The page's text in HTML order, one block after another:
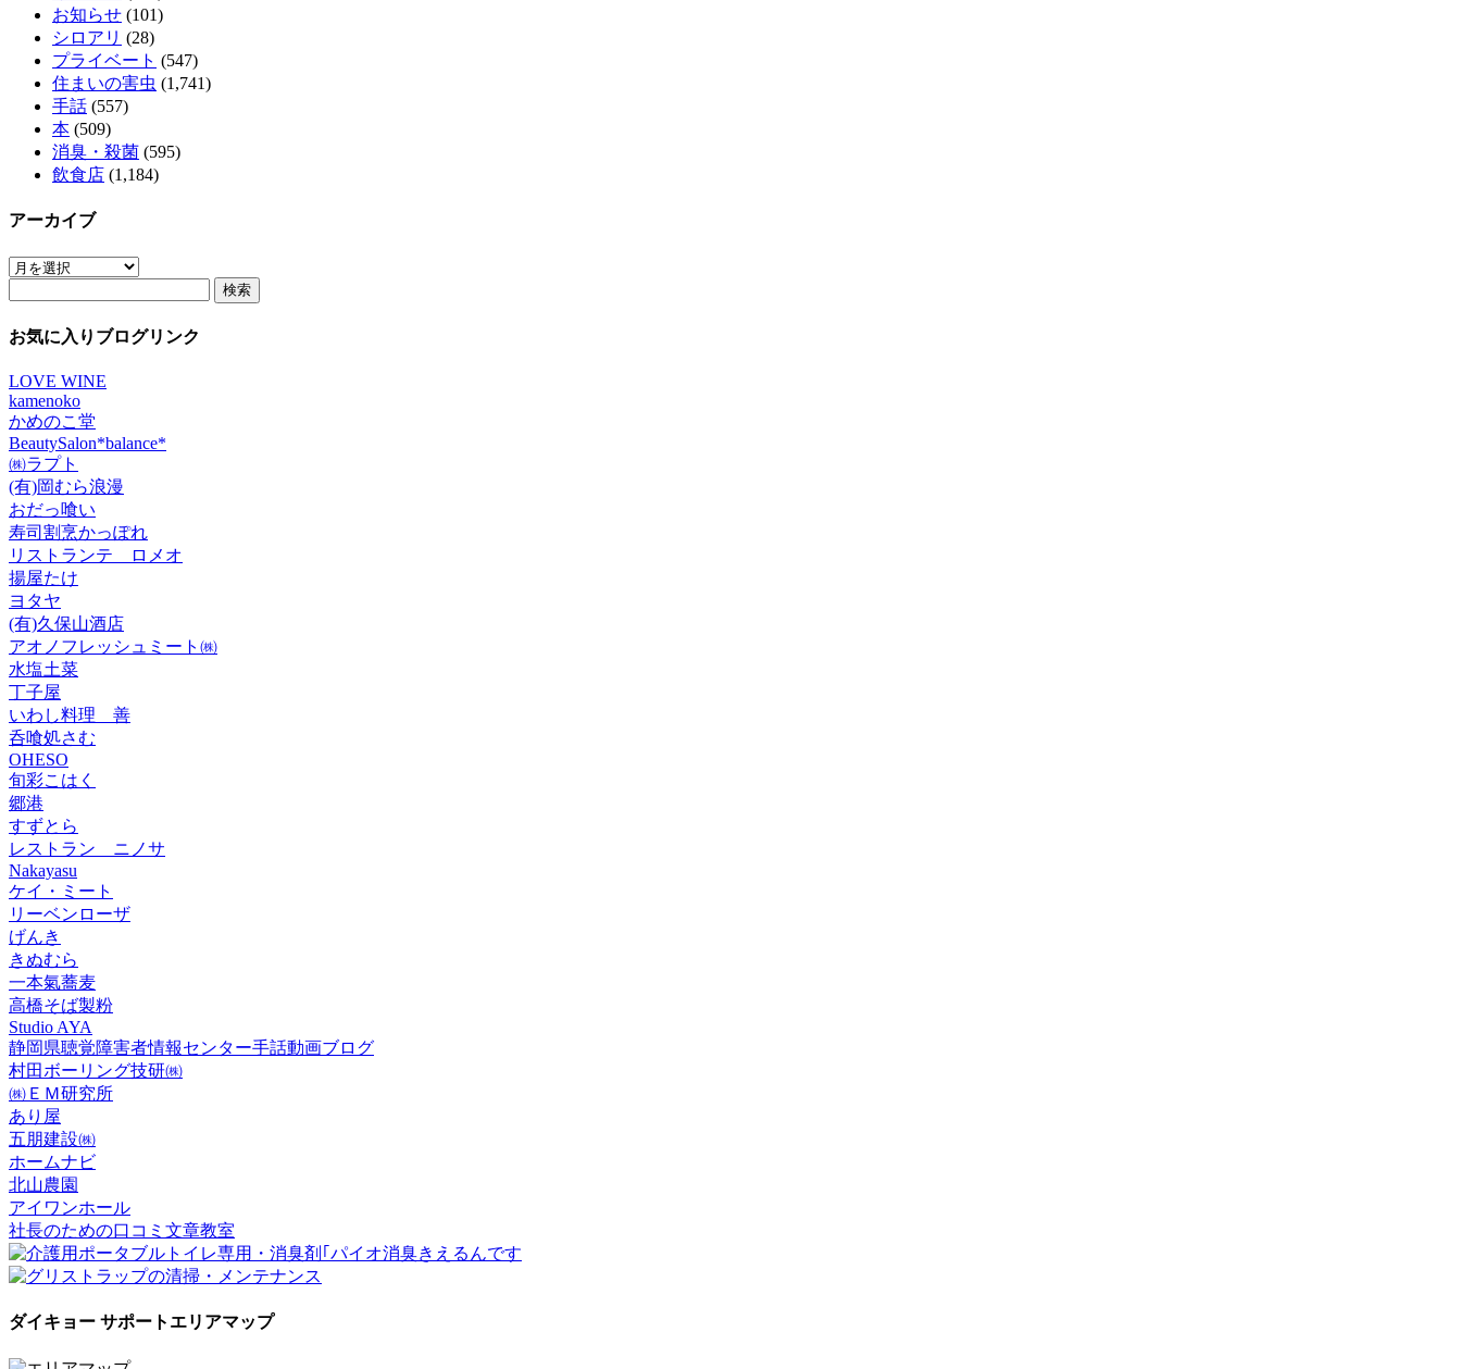
お知らせ (101)
シロアリ (28)
プライベート (547)
住まいの害虫 (1,741)
手話 (557)
本 (509)
消臭・殺菌 (595)
飲食店 (1,184)
アーカイブ
ア
イ
お気に入りブログリンク
LOVE WINE
kamenoko
かめのこ堂
BeautySalon*balance*
㈱ラプト
(有)岡むら浪漫
おだっ喰い
寿司割烹かっぽれ
リストランテ ロメオ
揚屋たけ
ヨタヤ
(有)久保山酒店
アオノフレッシュミート㈱
水塩土菜
丁子屋
いわし料理 善
呑喰処さむ
OHESO
旬彩こはく
郷港
すずとら
レストラン ニノサ
Nakayasu
ケイ・ミート
リーベンローザ
げんき
きぬむら
一本氣蕎麦
高橋そば製粉
Studio AYA
静岡県聴覚障害者情報センター手話動画ブログ
村田ボーリング技研㈱
㈱ＥＭ研究所
あり屋
五朋建設㈱
ホームナビ
北山農園
アイワンホール
社長のための口コミ文章教室
ダイキョー サポートエリアマップ